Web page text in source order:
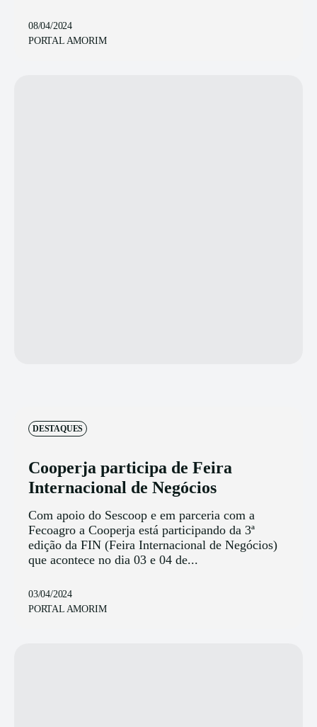
08/04/2024
PORTAL AMORIM
DESTAQUES
Cooperja participa de Feira
Internacional de Negócios
Com apoio do Sescoop e em parceria com a
Fecoagro a Cooperja está participando da 3ª
edição da FIN (Feira Internacional de Negócios)
que acontece no dia 03 e 04 de...
03/04/2024
PORTAL AMORIM